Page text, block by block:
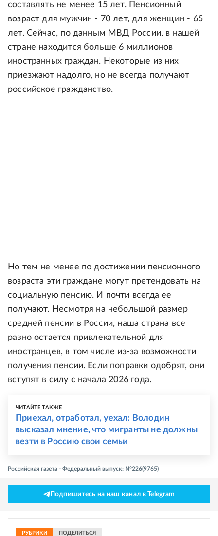
составлять не менее 15 лет. Пенсионный
возраст для мужчин - 70 лет, для женщин - 65
лет. Сейчас, по данным МВД России, в нашей
стране находится больше 6 миллионов
иностранных граждан. Некоторые из них
приезжают надолго, но не всегда получают
российское гражданство.
Но тем не менее по достижении пенсионного
возраста эти граждане могут претендовать на
социальную пенсию. И почти всегда ее
получают. Несмотря на небольшой размер
средней пенсии в России, наша страна все
равно остается привлекательной для
иностранцев, в том числе из-за возможности
получения пенсии. Если поправки одобрят, они
вступят в силу с начала 2026 года.
ЧИТАЙТЕ ТАКЖЕ
Приехал, отработал, уехал: Володин
высказал мнение, что мигранты не должны
везти в Россию свои семьи
Российская газета - Федеральный выпуск: №226(9765)
Подпишитесь на наш канал в Telegram
РУБРИКИ ПОДЕЛИТЬСЯ